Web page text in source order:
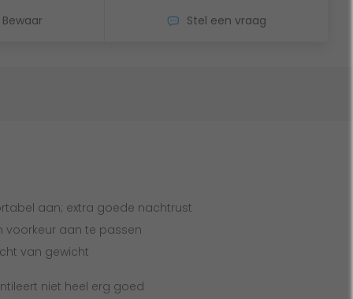
Bewaar Stel een vraag
aan; extra goede nachtrust
voorkeur aan te passen
van gewicht
niet heel erg goed